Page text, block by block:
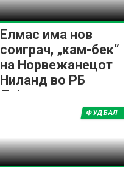
Елмас има нов
соиграч, „кам-бек“
на Норвежанецот
Ниланд во РБ
Лајпциг
ФУДБАЛ